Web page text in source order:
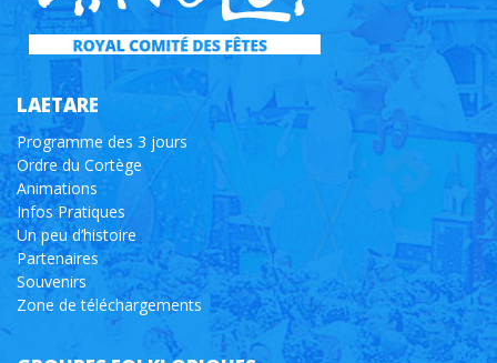
LAETARE
Programme des 3 jours
Ordre du Cortège
Animations
Infos Pratiques
Un peu d’histoire
Partenaires
Souvenirs
Zone de téléchargements